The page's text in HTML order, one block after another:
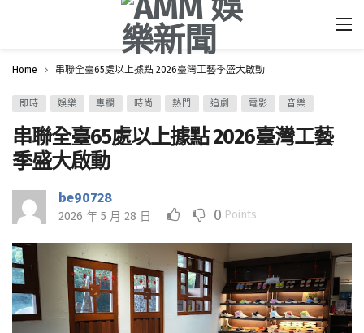
Home 串聯全臺65處以上據點 2026臺灣工藝季盛大啟動
即時 娛樂 專欄 時尚 熱門 追劇 電影 音樂
串聯全臺65處以上據點 2026臺灣工藝
季盛大啟動
be90728
2026 年 5 月 28 日 0 Points